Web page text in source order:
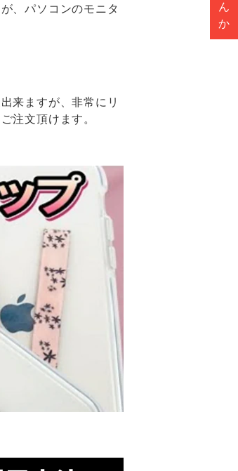
、パソコンのモニタ
来ますが、非常にリ
注文頂けます。
ん
か